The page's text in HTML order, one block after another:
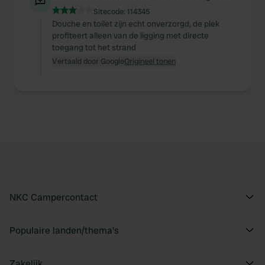
of their services.
Sitecode: 114345
Douche en toilet zijn echt onverzorgd, de plek
profiteert alleen van de ligging met directe
toegang tot het strand
Vertaald door GoogleOrigineel tonen
NKC Campercontact
Populaire landen/thema's